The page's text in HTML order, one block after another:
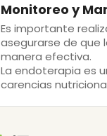
Monitoreo y
Es importante
asegurarse de que
manera efectiva.
La endoterapia es
carencias